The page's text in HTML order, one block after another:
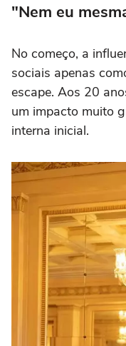
"Nem eu
No começo, a
sociais apenas
escape. Aos 20
um impacto muito
interna inicial.